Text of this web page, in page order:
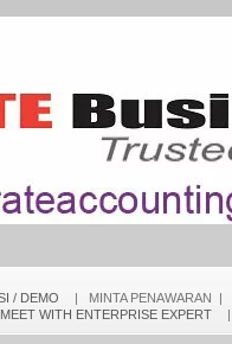
/ DEMO | MINTA PENAWARAN |
MEET WITH ENTERPRISE EXPERT |